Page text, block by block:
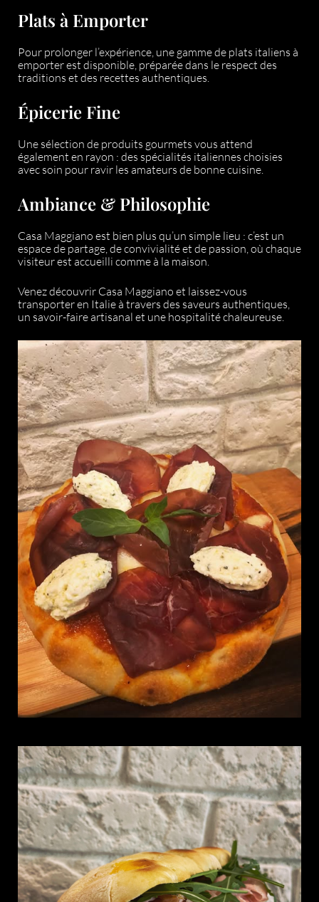
Plats à Emporter
Pour prolonger l’expérience, une gamme de plats italiens à
emporter est disponible, préparée dans le respect des
traditions et des recettes authentiques.
Épicerie Fine
Une sélection de produits gourmets vous attend
également en rayon : des spécialités italiennes choisies
avec soin pour ravir les amateurs de bonne cuisine.
Ambiance & Philosophie
Casa Maggiano est bien plus qu’un simple lieu : c’est un
espace de partage, de convivialité et de passion, où chaque
visiteur est accueilli comme à la maison.
Venez découvrir Casa Maggiano et laissez-vous
transporter en Italie à travers des saveurs authentiques,
un savoir-faire artisanal et une hospitalité chaleureuse.